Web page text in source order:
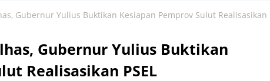
Gubernur Yulius Buktikan Kesiapan Pemprov Sulut Realisasikan
Gubernur Yulius Buktikan
Realisasikan PSEL